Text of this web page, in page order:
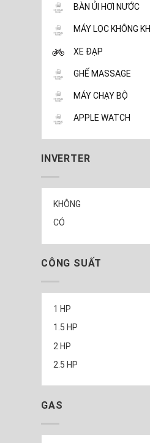
BÀN ỦI HƠI NƯỚC
MÁY LỌC KHÔNG KHÍ
XE ĐẠP
GHẾ MASSAGE
MÁY CHẠY BỘ
APPLE WATCH
INVERTER
KHÔNG
CÓ
CÔNG SUẤT
1 HP
1.5 HP
2 HP
2.5 HP
GAS